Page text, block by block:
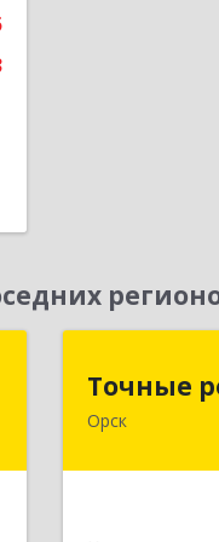
Точные
Орск